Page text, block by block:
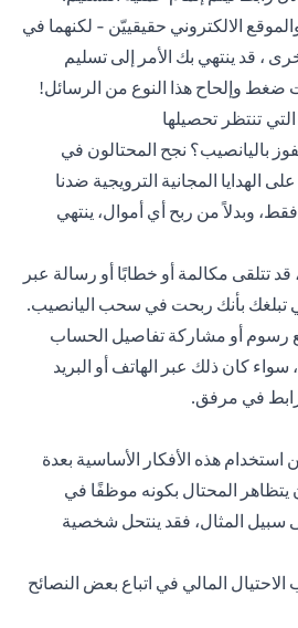
والموقع الالكتروني حقيقييّن - لكنهما في
، قد ينتهي بك الأمر إلى تسليم
ضغط وإلحاح هذا النوع من الرسائل!
تنتظر تحصيلها
باليانصيب؟ نجح المحتالون في
الهدايا المجانية الترويجية ضدنا
وبدلاً من ربح أي أموال، ينتهي
قد تتلقى مكالمة أو خطابًا أو رسالة عبر
تبلغك بأنك ربحت في سحب اليانصيب.
رسوم أو مشاركة تفاصيل الحساب
كان ذلك عبر الهاتف أو البريد
رابط في مرفق.
استخدام هذه الأفكار الأساسية بعدة
المحتال بكونه موظفًا في
سبيل المثال، فقد ينتحل شخصية
المالي في اتباع بعض النصائح